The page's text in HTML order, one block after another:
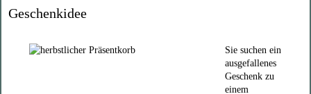
Geschenkidee
Sie suchen ein
ausgefallenes
Geschenk zu
einem